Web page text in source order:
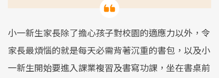
小一新生家長除了擔心孩子對校園的適應力以外，令
家長最煩惱的就是每天必需背著沉重的書包，以及小
一新生開始要進入課業複習及書寫功課，坐在書桌前